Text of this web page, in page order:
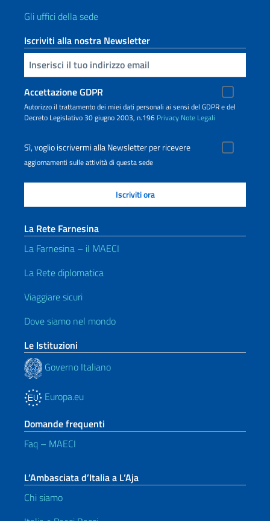
Gli uffici della sede
Iscriviti alla nostra Newsletter
Inserisci la tua email
Accettazione GDPR
Autorizzo il trattamento dei miei dati personali ai sensi del GDPR e del
Decreto Legislativo 30 giugno 2003, n.196 Privacy Note Legali
Sì, voglio iscrivermi alla Newsletter per ricevere
aggiornamenti sulle attività di questa sede
La Rete Farnesina
La Farnesina – il MAECI
La Rete diplomatica
Viaggiare sicuri
Dove siamo nel mondo
Le Istituzioni
Governo Italiano
Europa.eu
Domande frequenti
Faq – MAECI
L’Ambasciata d’Italia a L’Aja
Chi siamo